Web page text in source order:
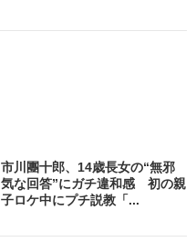
市川團十郎、14歳長女の“無邪
気な回答”にガチ違和感 初の親
子ロケ中にプチ説教「...